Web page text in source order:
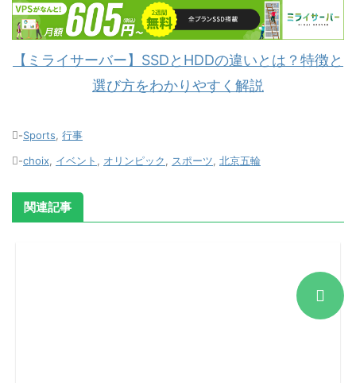
【ミライサーバー】SSDとHDDの違いとは？特徴と
選び方をわかりやすく解説
-Sports, 行事
-choix, イベント , オリンピック, スポーツ, 北京五輪
関連記事